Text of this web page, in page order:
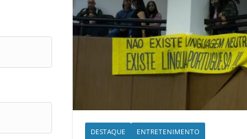
DESTAQUE ENTRETENIMENTO